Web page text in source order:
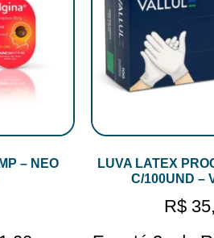
– NEO
LUVA LATEX
C/100UND –
R$